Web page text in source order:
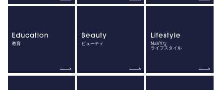
Education
教育
Beauty
ビューティ
Lifestyle
NaVYな
ライフスタイル